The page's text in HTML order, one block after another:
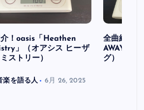
！oasis「Heathen
」（オアシス ヒーザ
ストリー）
楽を語る人 6月 26, 2025
全曲紹介
AWAY」
グ）